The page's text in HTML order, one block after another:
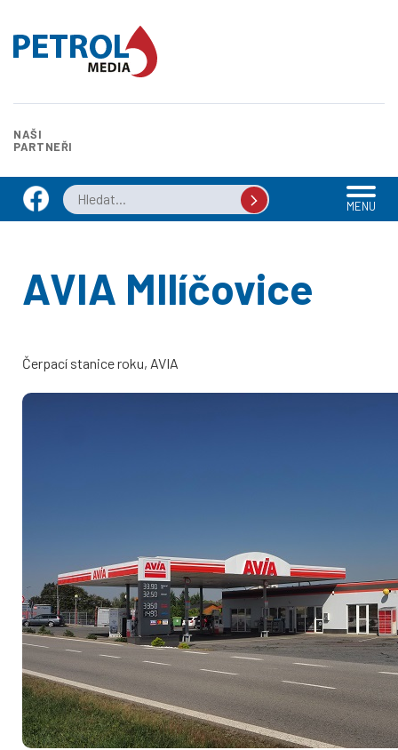
NAŠI
PARTNEŘI
MENU
AVIA MIlíčovice
Čerpací stanice roku, AVIA